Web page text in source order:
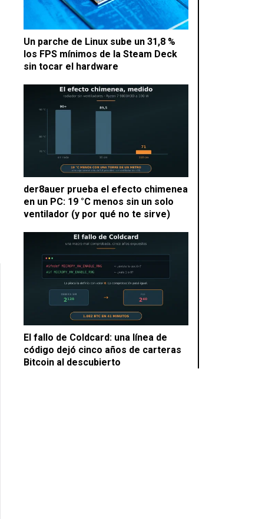
Un parche de Linux sube un 31,8 %
los FPS mínimos de la Steam Deck
sin tocar el hardware
der8auer prueba el efecto chimenea
en un PC: 19 °C menos sin un solo
ventilador (y por qué no te sirve)
El fallo de Coldcard: una línea de
código dejó cinco años de carteras
Bitcoin al descubierto